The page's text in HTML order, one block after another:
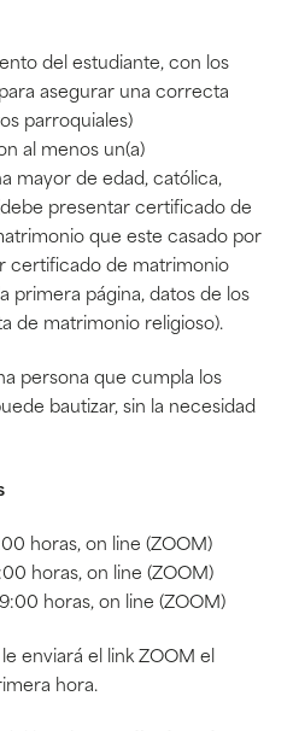
del estudiante, con los
asegurar una correcta
parroquiales)
al menos un(a)
mayor de edad, católica,
presentar certificado de
que este casado por
certificado de matrimonio
primera página, datos de los
de matrimonio religioso).
persona que cumpla los
bautizar, sin la necesidad
horas, on line (ZOOM)
horas, on line (ZOOM)
horas, on line (ZOOM)
enviará el link ZOOM el
hora.